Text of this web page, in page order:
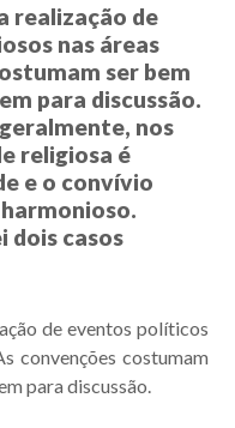
realização de
nas áreas
ser bem
para discussão.
nos
religiosa é
e o convívio
dois casos
de eventos políticos
convenções costumam
para discussão.